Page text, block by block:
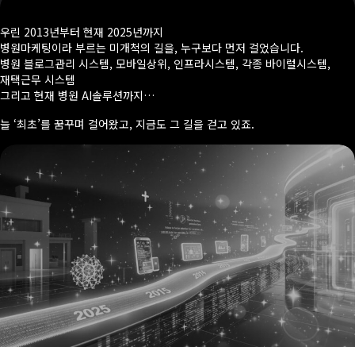
우린 2013년부터 현재 2025년까지
병원마케팅이라 부르는 미개척의 길을, 누구보다 먼저 걸었습니다.
병원 블로그관리 시스템, 모바일상위, 인프라시스템, 각종 바이럴시스템,
재택근무 시스템
그리고 현재 병원 AI솔루션까지…
늘 ‘최초’를 꿈꾸며 걸어왔고, 지금도 그 길을 걷고 있죠.